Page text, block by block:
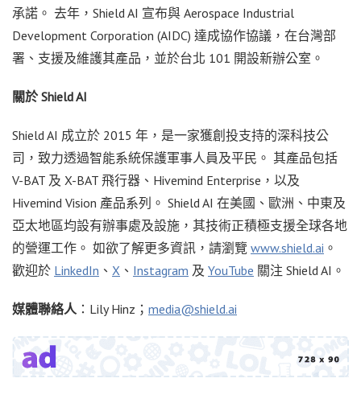
承諾。 去年，Shield AI 宣布與 Aerospace Industrial
Development Corporation (AIDC) 達成協作協議，在台灣部
署、支援及維護其產品，並於台北 101 開設新辦公室。
關於 Shield AI
Shield AI 成立於 2015 年，是一家獲創投支持的深科技公
司，致力透過智能系統保護軍事人員及平民。 其產品包括
V-BAT 及 X-BAT 飛行器、Hivemind Enterprise，以及
Hivemind Vision 產品系列。 Shield AI 在美國、歐洲、中東及
亞太地區均設有辦事處及設施，其技術正積極支援全球各地
的營運工作。 如欲了解更多資訊，請瀏覽 www.shield.ai 。
歡迎於 LinkedIn 、 X 、 Instagram 及 YouTube 關注 Shield AI。
媒體聯絡人 ：Lily Hinz； media@shield.ai